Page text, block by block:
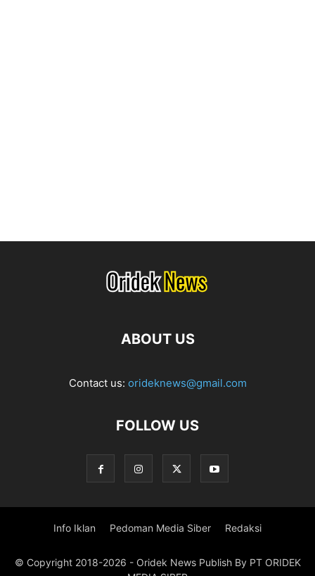
ABOUT US
Contact us: orideknews@gmail.com
FOLLOW US
Info Iklan Pedoman Media Siber Redaksi
© Copyright 2018-2026 - Oridek News Publish By PT ORIDEK